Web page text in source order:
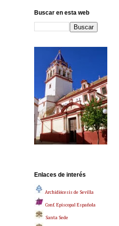
Buscar en esta web
Enlaces de interés
Archidiócesis de Sevilla
Conf. Episcopal Española
Santa Sede